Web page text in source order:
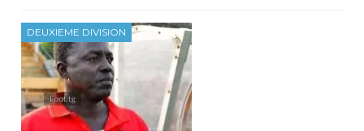
DEUXIEME DIVISION